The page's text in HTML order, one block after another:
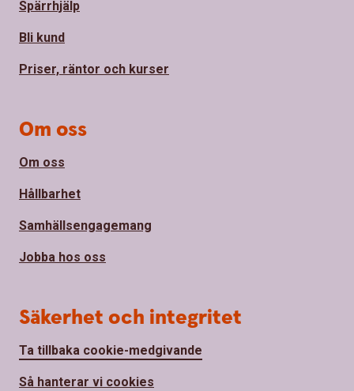
Spärrhjälp
Bli kund
Priser, räntor och kurser
Om oss
Om oss
Hållbarhet
Samhällsengagemang
Jobba hos oss
Säkerhet och integritet
Ta tillbaka cookie-medgivande
Så hanterar vi cookies